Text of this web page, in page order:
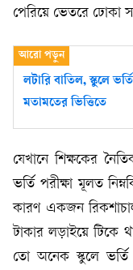
পেরিয়ে ভেতরে ঢোকা
লটারি বাতিল, স্কুলে
মতামতের ভিত্তিতে
যেখানে শিক্ষকের
ভর্তি পরীক্ষা মূলত
কারণ একজন
টাকার লড়াইয়ে টিকে
তো অনেক স্কুলে